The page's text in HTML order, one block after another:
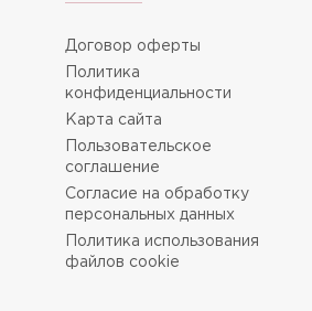
Договор оферты
Политика
конфиденциальности
Карта сайта
Пользовательское
соглашение
Согласие на обработку
персональных данных
Политика использования
файлов cookie